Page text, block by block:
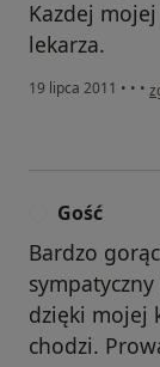
Kazdej
lekarza.
19 lipca 2011 • • •
Gość
Bardzo
dzięki mojej
chodzi.